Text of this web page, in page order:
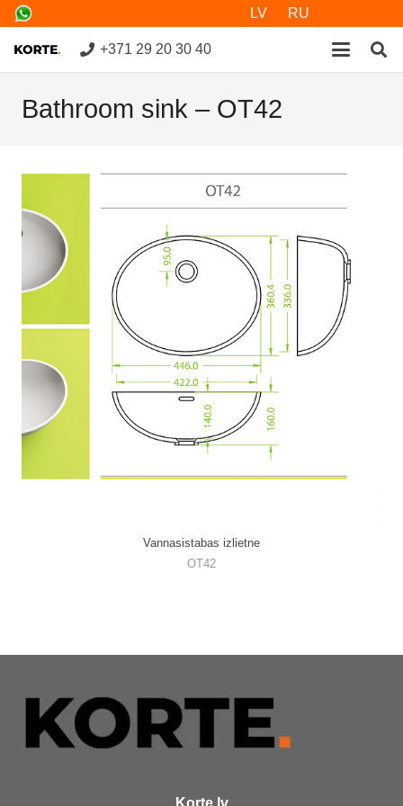
LV RU
+371 29 20 30 40
Bathroom sink – OT42
Vannasistabas izlietne
OT42